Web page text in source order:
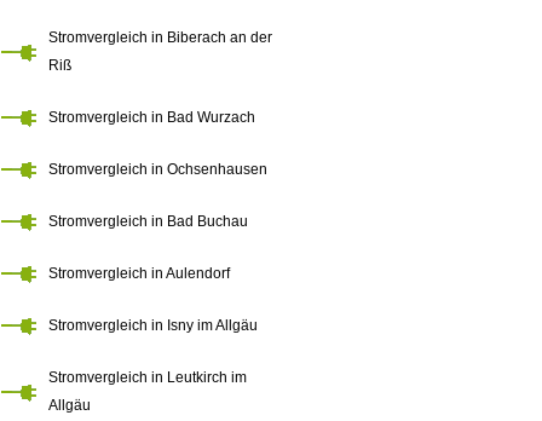
Stromvergleich in Biberach an der
Riß
Stromvergleich in Bad Wurzach
Stromvergleich in Ochsenhausen
Stromvergleich in Bad Buchau
Stromvergleich in Aulendorf
Stromvergleich in Isny im Allgäu
Stromvergleich in Leutkirch im
Allgäu